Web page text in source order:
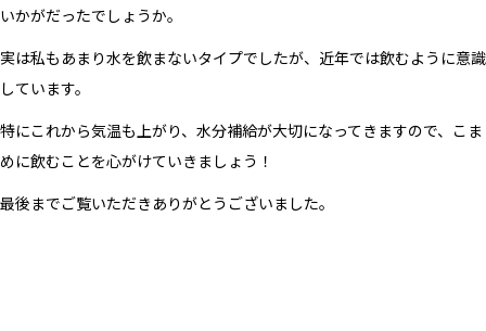
いかがだったでしょうか。
実は私もあまり水を飲まないタイプでしたが、近年では飲むように意識
しています。
特にこれから気温も上がり、水分補給が大切になってきますので、こま
めに飲むことを心がけていきましょう！
最後までご覧いただきありがとうございました。